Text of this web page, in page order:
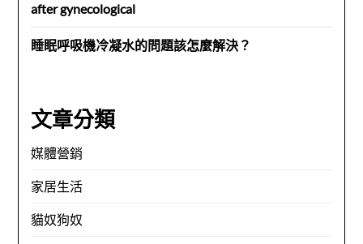
after gynecological
睡眠呼吸機冷凝水的問題該怎麼解決？
文章分類
媒體營銷
家居生活
貓奴狗奴